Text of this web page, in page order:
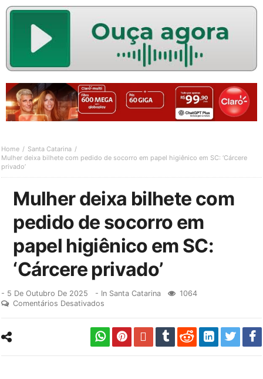
Home
Santa Catarina
Mulher deixa bilhete com pedido de socorro em papel higiênico em SC: ‘Cárcere
privado’
Mulher deixa bilhete com
pedido de socorro em
papel higiênico em SC:
‘Cárcere privado’
- 5 De Outubro De 2025 - In Santa Catarina
1064
Comentários Desativados